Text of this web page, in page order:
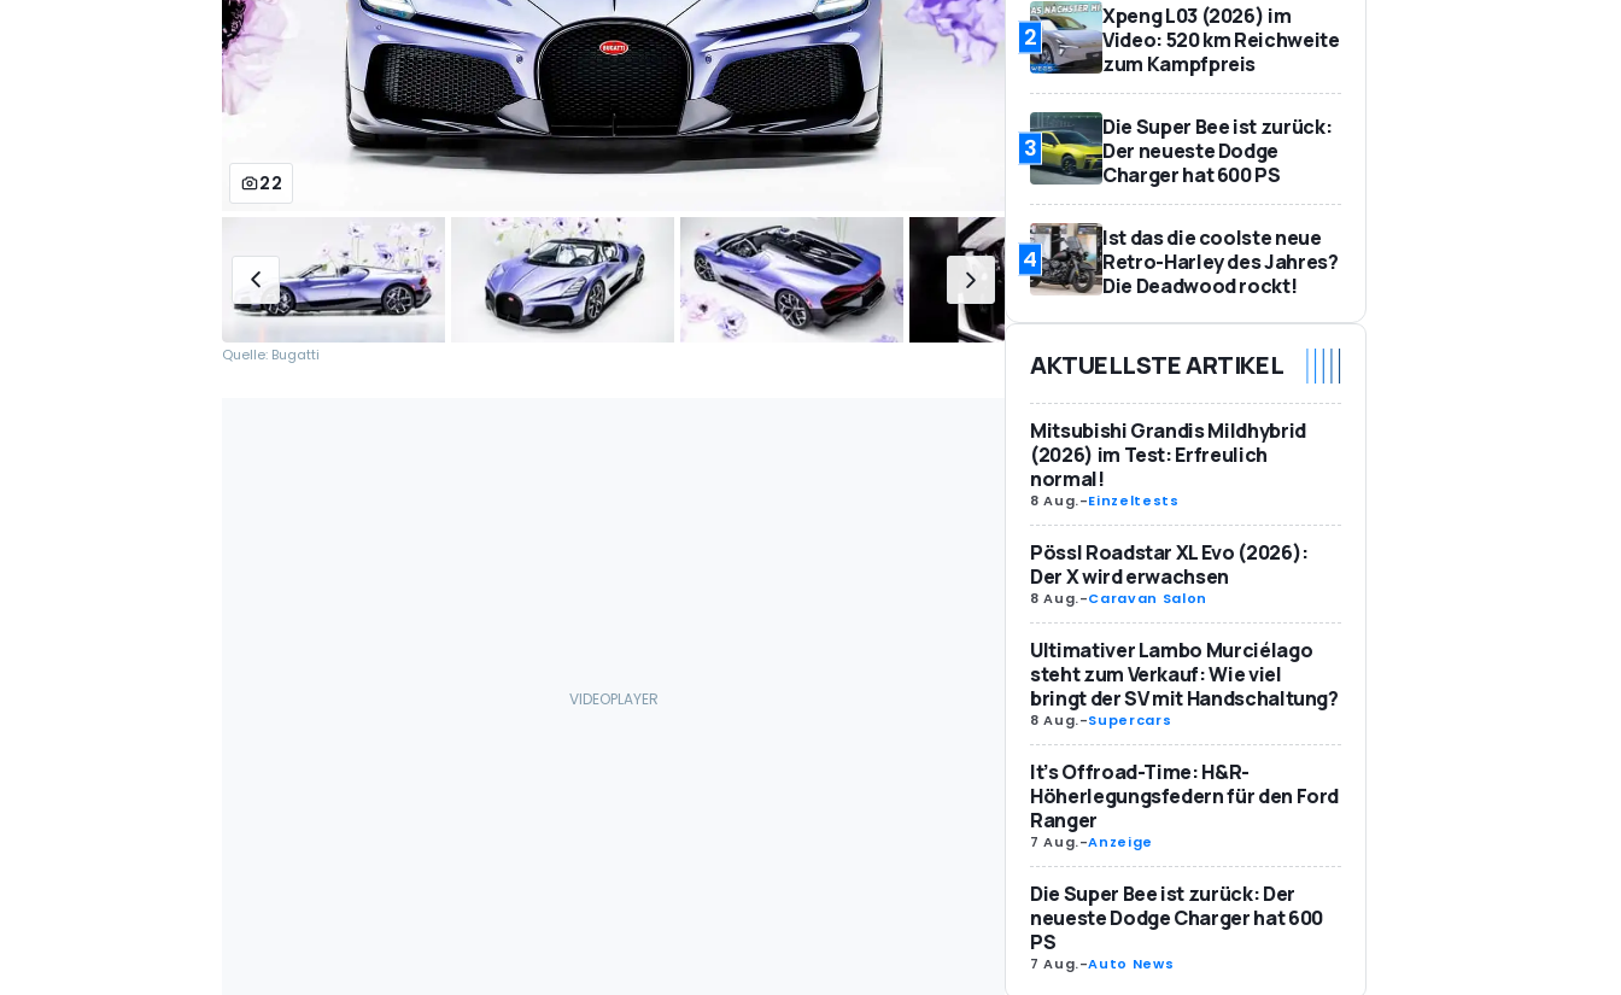
22
Quelle: Bugatti
2
Xpeng L03 (2026) im
Video: 520 km Reichweite
zum Kampfpreis
3
Die Super Bee ist zurück:
Der neueste Dodge
Charger hat 600 PS
4
Ist das die coolste neue
Retro-Harley des Jahres?
Die Deadwood rockt!
AKTUELLSTE ARTIKEL
Mitsubishi Grandis Mildhybrid
(2026) im Test: Erfreulich
normal!
8 Aug.-Einzeltests
Pössl Roadstar XL Evo (2026):
Der X wird erwachsen
8 Aug.-Caravan Salon
Ultimativer Lambo Murciélago
steht zum Verkauf: Wie viel
bringt der SV mit Handschaltung?
8 Aug.-Supercars
It’s Offroad-Time: H&R-
Höherlegungsfedern für den Ford
Ranger
7 Aug.-Anzeige
Die Super Bee ist zurück: Der
neueste Dodge Charger hat 600
PS
7 Aug.-Auto News